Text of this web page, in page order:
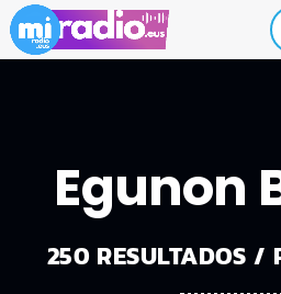
Egunon
250 RESULTADOS /